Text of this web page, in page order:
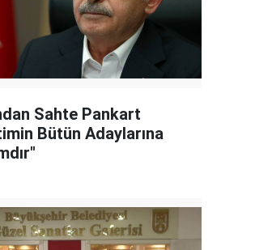
Sahte Pankart
Bütün Adaylarına